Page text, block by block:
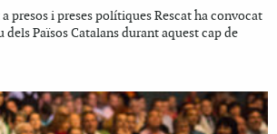
presos i preses polítiques Rescat ha convocat
dels Països Catalans durant aquest cap de